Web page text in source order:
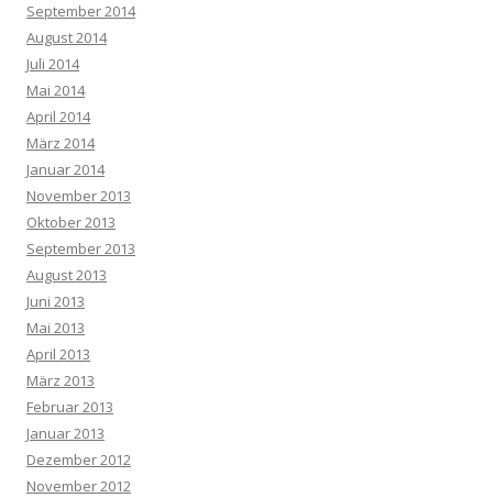
September 2014
August 2014
Juli 2014
Mai 2014
April 2014
März 2014
Januar 2014
November 2013
Oktober 2013
September 2013
August 2013
Juni 2013
Mai 2013
April 2013
März 2013
Februar 2013
Januar 2013
Dezember 2012
November 2012